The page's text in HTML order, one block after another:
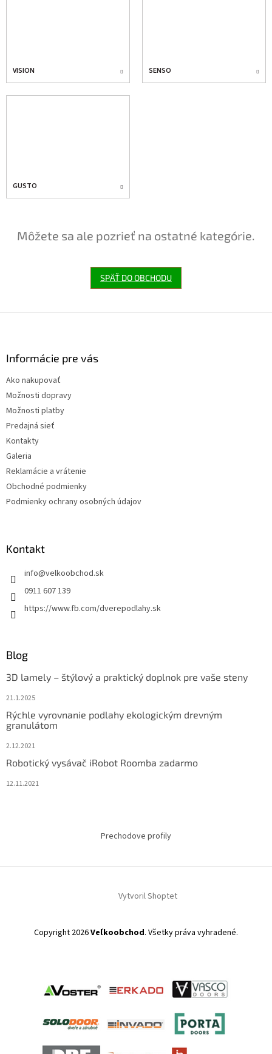
VISION SENSO
GUSTO
Môžete sa ale pozrieť na ostatné kategórie.
SPÄŤ DO OBCHODU
Informácie pre vás
Ako nakupovať
Možnosti dopravy
Možnosti platby
Predajná sieť
Kontakty
Galeria
Reklamácie a vrátenie
Obchodné podmienky
Podmienky ochrany osobných údajov
Kontakt
info@velkoobchod.sk
0911 607 139
https://www.fb.com/dverepodlahy.sk
Blog
3D lamely – štýlový a praktický doplnok pre vaše steny
21.1.2025
Rýchle vyrovnanie podlahy ekologickým drevným
granulátom
2.12.2021
Robotický vysávač iRobot Roomba zadarmo
12.11.2021
Prechodove profily
Vytvoril Shoptet
Copyright 2026Veľkoobchod. Všetky práva vyhradené.